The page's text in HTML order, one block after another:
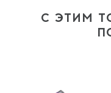
С ЭТИМ